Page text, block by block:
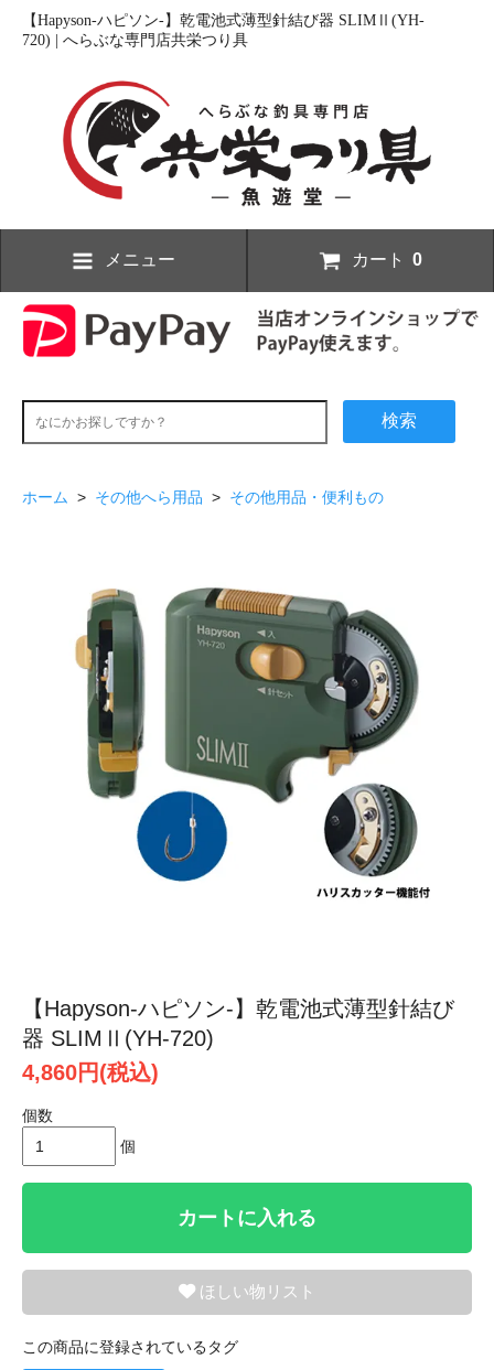
【Hapyson-ハピソン-】乾電池式薄型針結び器 SLIMⅡ(YH-
720) | へらぶな専門店共栄つり具
メニュー カート 0
検索
ホーム > その他へら用品 > その他用品・便利もの
【Hapyson-ハピソン-】乾電池式薄型針結び
器 SLIMⅡ(YH-720)
4,860円(税込)
個数
個
カートに入れる
ほしい物リスト
この商品に登録されているタグ